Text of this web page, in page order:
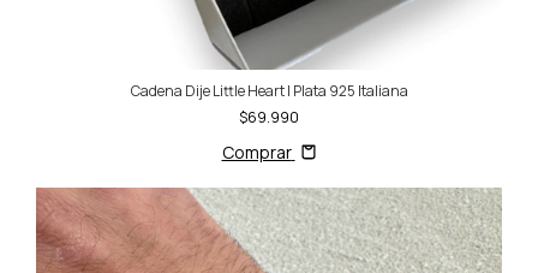
Cadena Dije Little Heart | Plata 925 Italiana
$69.990
Comprar